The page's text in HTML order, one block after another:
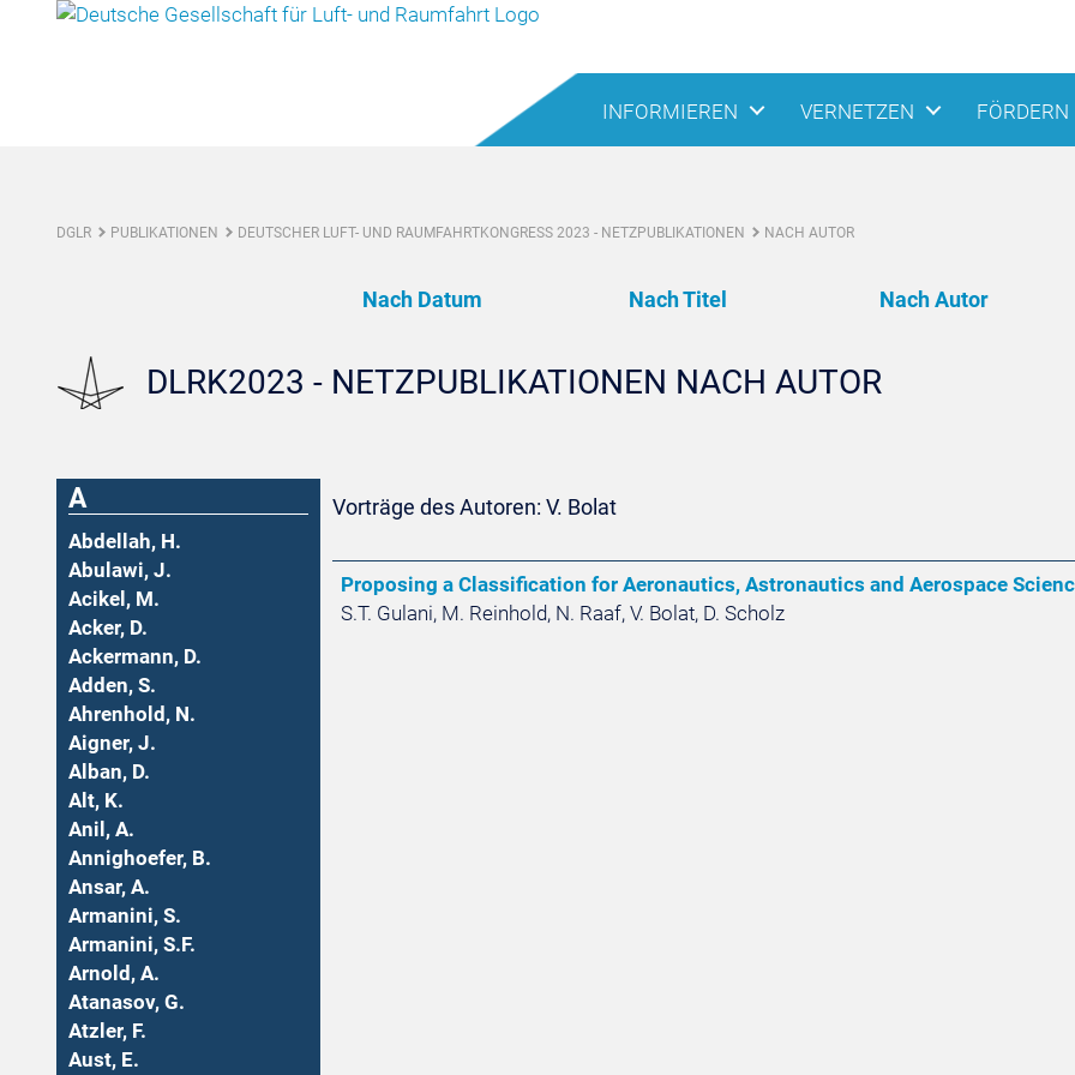
INFORMIEREN VERNETZEN FÖRDERN
DGLR PUBLIKATIONEN DEUTSCHER LUFT- UND RAUMFAHRTKONGRESS 2023 - NETZPUBLIKATIONEN NACH AUTOR
Nach Datum Nach Titel Nach Autor
DLRK2023 - NETZPUBLIKATIONEN NACH AUTOR
A
Abdellah, H.
Abulawi, J.
Acikel, M.
Acker, D.
Ackermann, D.
Adden, S.
Ahrenhold, N.
Aigner, J.
Alban, D.
Alt, K.
Anil, A.
Annighoefer, B.
Ansar, A.
Armanini, S.
Armanini, S.F.
Arnold, A.
Atanasov, G.
Atzler, F.
Aust, E.
Vorträge des Autoren: V. Bolat
Proposing a Classification for Aeronautics, Astronautics and Aerospace
S.T. Gulani, M. Reinhold, N. Raaf, V. Bolat, D. Scholz